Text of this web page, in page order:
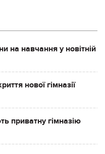
на навчання у новітній
нової гімназії
приватну гімназію